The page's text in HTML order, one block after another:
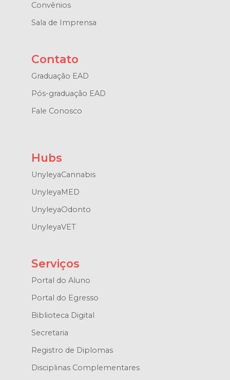
Convênios
Sala de Imprensa
Contato
Graduação EAD
Pós-graduação EAD
Fale Conosco
Hubs
UnyleyaCannabis
UnyleyaMED
UnyleyaOdonto
UnyleyaVET
Serviços
Portal do Aluno
Portal do Egresso
Biblioteca Digital
Secretaria
Registro de Diplomas
Disciplinas Complementares